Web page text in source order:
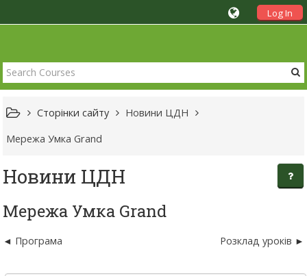
Log In
Сторінки сайту
Новини ЦДН
Мережа Умка Grand
Новини ЦДН
Мережа Умка Grand
Програма Розклад уроків